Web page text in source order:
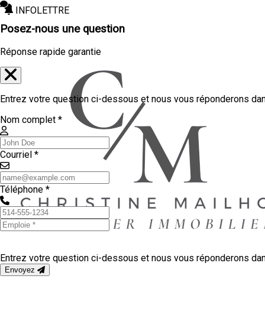
INFOLETTRE
Posez-nous une question
Réponse rapide garantie
Entrez votre question ci-dessous et nous vous réponderons
Nom complet *
Courriel *
Téléphone *
Entrez votre question ci-dessous et nous vous réponderons
Envoyez